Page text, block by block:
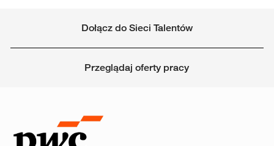
Dołącz do Sieci Talentów
Przeglądaj oferty pracy